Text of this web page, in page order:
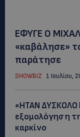
ΕΦΥΓΕ Ο
«καβάλησε»
παράτησε
SHOWBIZ 1 Ιουλίου,
«ΗΤΑΝ ΔΥΣΚΟΛΟ
εξομολόγηση
καρκίνο